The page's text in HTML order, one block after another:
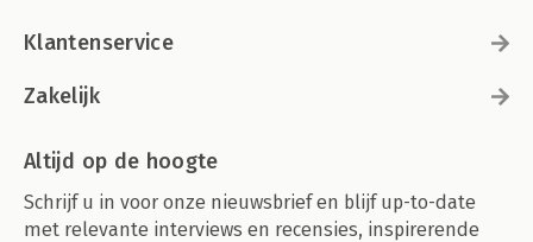
Klantenservice
Zakelijk
Altijd op de hoogte
Schrijf u in voor onze nieuwsbrief en blijf up-to-date
met relevante interviews en recensies, inspirerende